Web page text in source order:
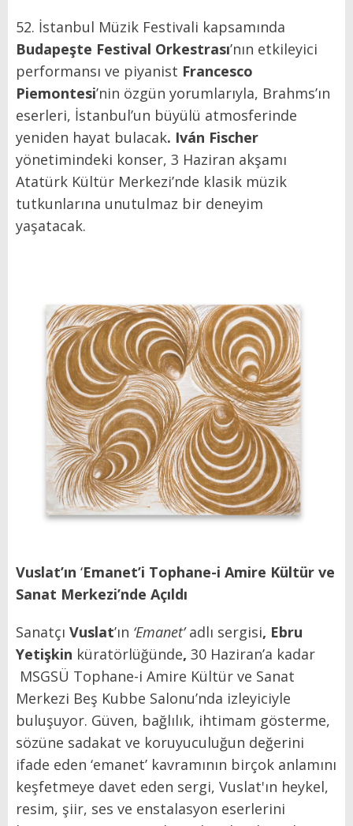
52. İstanbul Müzik Festivali kapsamında
Budapeşte Festival Orkestrası’nın etkileyici
performansı ve piyanist Francesco
Piemontesi’nin özgün yorumlarıyla, Brahms’ın
eserleri, İstanbul’un büyülü atmosferinde
yeniden hayat bulacak. Iván Fischer
yönetimindeki konser, 3 Haziran akşamı
Atatürk Kültür Merkezi’nde klasik müzik
tutkunlarına unutulmaz bir deneyim
yaşatacak.
Vuslat’ın ‘Emanet’i Tophane-i Amire Kültür ve
Sanat Merkezi’nde Açıldı
Sanatçı Vuslat’ın ‘Emanet’ adlı sergisi, Ebru
Yetişkin küratörlüğünde, 30 Haziran’a kadar
MSGSÜ Tophane-i Amire Kültür ve Sanat
Merkezi Beş Kubbe Salonu’nda izleyiciyle
buluşuyor. Güven, bağlılık, ihtimam gösterme,
sözüne sadakat ve koruyuculuğun değerini
ifade eden ‘emanet’ kavramının birçok anlamını
keşfetmeye davet eden sergi, Vuslat'ın heykel,
resim, şiir, ses ve enstalasyon eserlerini